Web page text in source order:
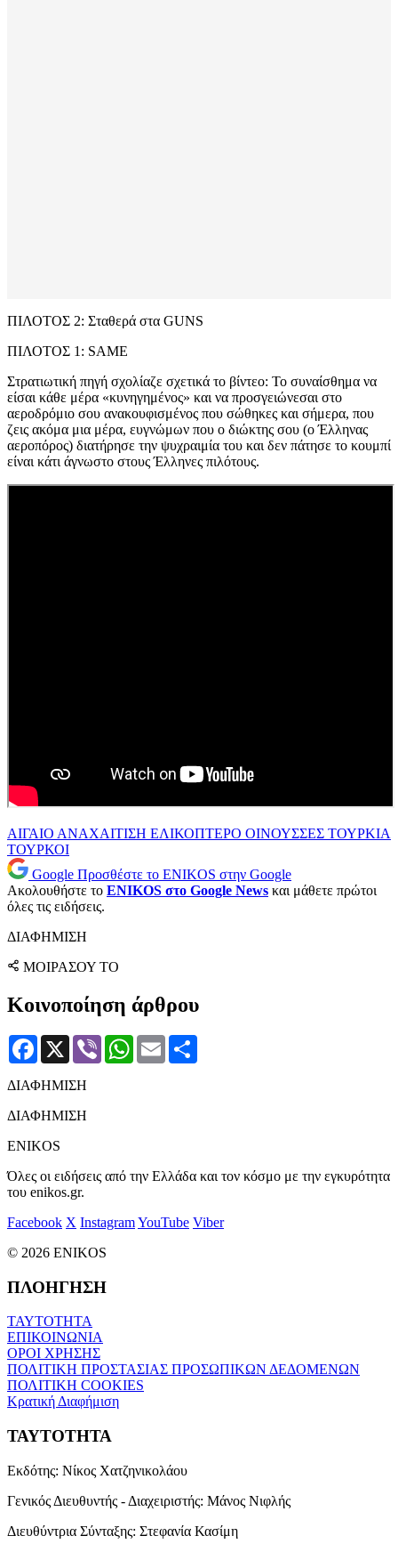
ΠΙΛΟΤΟΣ 2: Σταθερά στα GUNS
ΠΙΛΟΤΟΣ 1: SAME​
Στρατιωτική πηγή σχολίαζε σχετικά το βίντεο: Το συναίσθημα να
είσαι κάθε μέρα «κυνηγημένος» και να προσγειώνεσαι στο
αεροδρόμιο σου ανακουφισμένος που σώθηκες και σήμερα, που
ζεις ακόμα μια μέρα, ευγνώμων που ο διώκτης σου (ο Έλληνας
αεροπόρος) διατήρησε την ψυχραιμία του και δεν πάτησε το κουμπί
είναι κάτι άγνωστο στους Έλληνες πιλότους.​
ΑΙΓΑΙΟ ΑΝΑΧΑΙΤΙΣΗ ΕΛΙΚΟΠΤΕΡΟ ΟΙΝΟΥΣΣΕΣ ΤΟΥΡΚΙΑ
ΤΟΥΡΚΟΙ
Google Προσθέστε το ENIKOS στην Google
Ακολουθήστε το ENIKOS στο Google News και μάθετε πρώτοι
όλες τις ειδήσεις.
ΔΙΑΦΗΜΙΣΗ
ΜΟΙΡΑΣΟΥ ΤΟ
Κοινοποίηση άρθρου
Facebook
X Viber WhatsApp
Email
ΔΙΑΦΗΜΙΣΗ
ΔΙΑΦΗΜΙΣΗ
ENIKOS
Όλες οι ειδήσεις από την Ελλάδα και τον κόσμο με την εγκυρότητα
του enikos.gr.
Facebook X InstagramYouTube Viber
© 2026 ENIKOS
ΠΛΟΗΓΗΣΗ
ΤΑΥΤΟΤΗΤΑ
ΕΠΙΚΟΙΝΩΝΙΑ
ΟΡΟΙ ΧΡΗΣΗΣ
ΠΟΛΙΤΙΚΗ ΠΡΟΣΤΑΣΙΑΣ ΠΡΟΣΩΠΙΚΩΝ ΔΕΔΟΜΕΝΩΝ
ΠΟΛΙΤΙΚΗ COOKIES
Κρατική Διαφήμιση
ΤΑΥΤΟΤΗΤΑ
Εκδότης: Νίκος Χατζηνικολάου
Γενικός Διευθυντής - Διαχειριστής: Μάνος Νιφλής
Διευθύντρια Σύνταξης: Στεφανία Κασίμη